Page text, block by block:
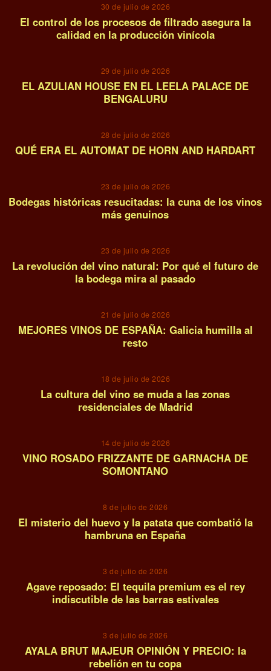
30 de julio de 2026
El control de los procesos de filtrado asegura la
calidad en la producción vinícola
29 de julio de 2026
EL AZULIAN HOUSE EN EL LEELA PALACE DE
BENGALURU
28 de julio de 2026
QUÉ ERA EL AUTOMAT DE HORN AND HARDART
06
23 de julio de 2026
Bodegas históricas resucitadas: la cuna de los vinos
más genuinos
23 de julio de 2026
La revolución del vino natural: Por qué el futuro de
la bodega mira al pasado
21 de julio de 2026
MEJORES VINOS DE ESPAÑA: Galicia humilla al
resto
18 de julio de 2026
La cultura del vino se muda a las zonas
residenciales de Madrid
14 de julio de 2026
VINO ROSADO FRIZZANTE DE GARNACHA DE
SOMONTANO
8 de julio de 2026
El misterio del huevo y la patata que combatió la
hambruna en España
3 de julio de 2026
Agave reposado: El tequila premium es el rey
indiscutible de las barras estivales
3 de julio de 2026
AYALA BRUT MAJEUR OPINIÓN Y PRECIO: la
rebelión en tu copa